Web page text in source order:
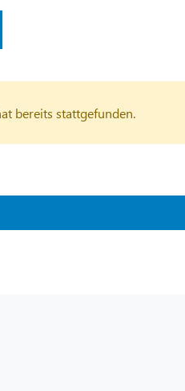
bereits stattgefunden.